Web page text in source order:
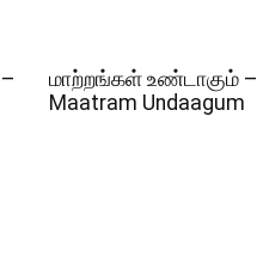
மாற்றங்கள் உண்டாகும் –
Maatram Undaagum